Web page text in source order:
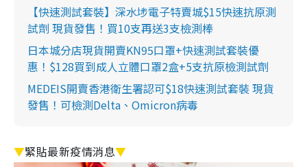
【快速測試套裝】深水埗電子特賣城$15快速抗原測
試劑 現貨發售！買10支再送3支檢測棒
日本城分店現貨開賣KN95口罩+快速測試套裝優
惠！$128買到成人立體口罩2盒+5支抗原檢測試劑
MEDEIS開賣香港衛生署認可$18快速測試套裝 現貨
發售！可檢測Delta、Omicron病毒
▼緊貼最新疫情消息▼